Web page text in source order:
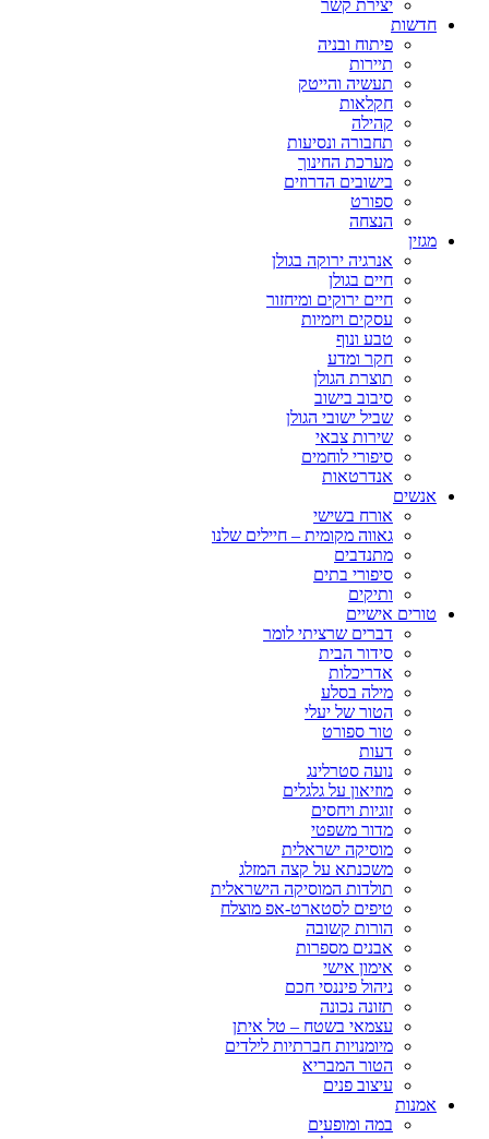
יצירת קשר
חדשות
פיתוח ובניה
תיירות
תעשיה והייטק
חקלאות
קהילה
תחבורה ונסיעות
מערכת החינוך
בישובים הדרוזים
ספורט
הנצחה
מגזין
אנרגיה ירוקה בגולן
חיים בגולן
חיים ירוקים ומיחזור
עסקים ויזמיות
טבע ונוף
חקר ומדע
תוצרת הגולן
סיבוב בישוב
שביל ישובי הגולן
שירות צבאי
סיפורי לוחמים
אנדרטאות
אנשים
אורח בשישי
גאווה מקומית – חיילים שלנו
מתנדבים
סיפורי בתים
ותיקים
טורים אישיים
דברים שרציתי לומר
סידור הבית
אדריכלות
מילה בסלע
הטור של יעלי
טור ספורט
דעות
נועה סטרלינג
מוזיאון על גלגלים
זוגיות ויחסים
מדור משפטי
מוסיקה ישראלית
משכנתא על קצה המזלג
תולדות המוסיקה הישראלית
טיפים לסטארט-אפ מוצלח
הורות קשובה
אבנים מספרות
אימון אישי
ניהול פיננסי חכם
תזונה נכונה
עצמאי בשטח – טל איתן
מיומנויות חברתיות לילדים
הטור המבריא
עיצוב פנים
אמנות
במה ומופעים